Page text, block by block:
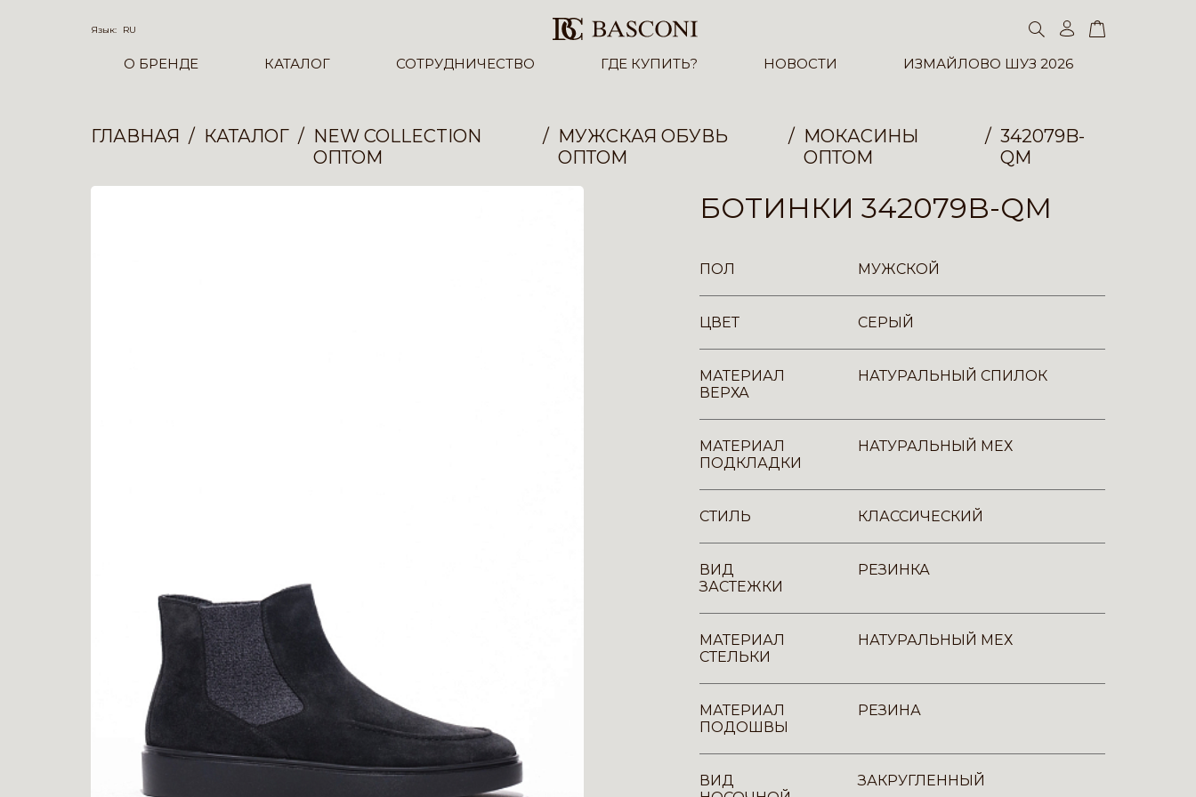
Язык: RU
О БРЕНДЕ КАТАЛОГ СОТРУДНИЧЕСТВО ГДЕ КУПИТЬ? НОВОСТИ ИЗМАЙЛОВО ШУЗ 2026
ГЛАВНАЯ КАТАЛОГ
NEW COLLECTION
ОПТОМ
МУЖСКАЯ ОБУВЬ
ОПТОМ
МОКАСИНЫ
ОПТОМ
342079B-
QM
БОТИНКИ 342079B-QM
ПОЛ МУЖСКОЙ
ЦВЕТ СЕРЫЙ
МАТЕРИАЛ
ВЕРХА
НАТУРАЛЬНЫЙ СПИЛОК
МАТЕРИАЛ
ПОДКЛАДКИ
НАТУРАЛЬНЫЙ МЕХ
СТИЛЬ КЛАССИЧЕСКИЙ
ВИД
ЗАСТЕЖКИ
РЕЗИНКА
МАТЕРИАЛ
СТЕЛЬКИ
НАТУРАЛЬНЫЙ МЕХ
МАТЕРИАЛ
ПОДОШВЫ
РЕЗИНА
ВИД
ЗАКРУГЛЕННЫЙ